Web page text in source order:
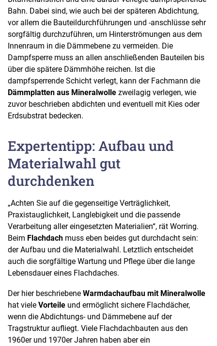
Bahn. Dabei sind, wie auch bei der späteren Abdichtung,
vor allem die Bauteildurchführungen und -anschlüsse sehr
sorgfältig durchzuführen, um Hinterströmungen aus dem
Innenraum in die Dämmebene zu vermeiden. Die
Dampfsperre muss an allen anschließenden Bauteilen bis
über die spätere Dämmhöhe reichen. Ist die
dampfsperrende Schicht verlegt, kann der Fachmann die
Dämmplatten aus Mineralwolle zweilagig verlegen, wie
zuvor beschrieben abdichten und eventuell mit Kies oder
Erdsubstrat bedecken.
Expertentipp: Aufbau und
Materialwahl gut
durchdenken
„Achten Sie auf die gegenseitige Verträglichkeit,
Praxistauglichkeit, Langlebigkeit und die passende
Verarbeitung aller eingesetzten Materialien“, rät Worring.
Beim Flachdach muss eben beides gut durchdacht sein:
der Aufbau und die Materialwahl. Letztlich entscheidet
auch die sorgfältige Wartung und Pflege über die lange
Lebensdauer eines Flachdaches.
Der hier beschriebene Warmdachaufbau mit Mineralwolle
hat viele Vorteile und ermöglicht sichere Flachdächer,
wenn die Abdichtungs- und Dämmebene auf der
Tragstruktur aufliegt. Viele Flachdachbauten aus den
1960er und 1970er Jahren haben aber ein